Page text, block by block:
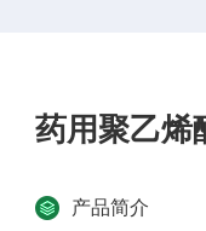
药用聚乙烯
产品简介